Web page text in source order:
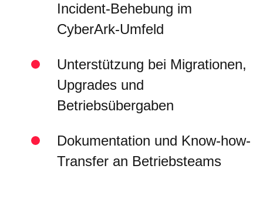
Incident-Behebung im
CyberArk-Umfeld
Unterstützung bei Migrationen,
Upgrades und
Betriebsübergaben
Dokumentation und Know-how-
Transfer an Betriebsteams